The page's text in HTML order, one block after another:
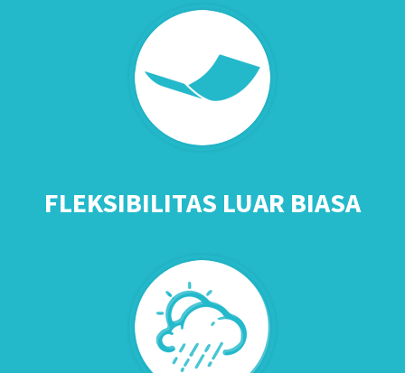
FLEKSIBILITAS LUAR BIASA